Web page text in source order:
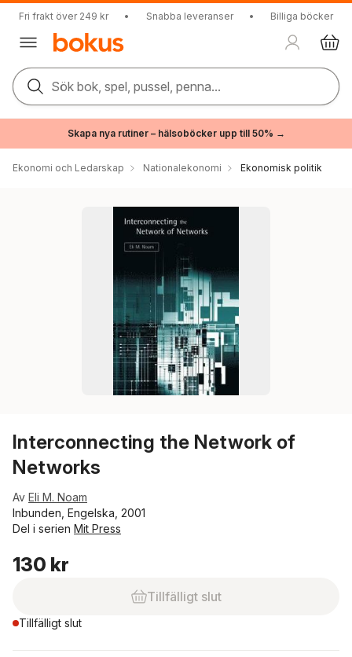
Fri frakt över 249 kr • Snabba leveranser • Billiga böcker
Sök bok, spel, pussel, penna...
Skapa nya rutiner – hälsoböcker upp till 50% →
Ekonomi och Ledarskap Nationalekonomi Ekonomisk politik
Interconnecting the Network of
Networks
Av Eli M. Noam
Inbunden, Engelska, 2001
Del i serien Mit Press
130 kr
Tillfälligt slut
Tillfälligt slut